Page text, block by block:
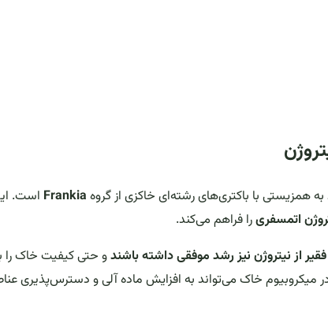
Frankia است.
اتمسفریرا فراهم می‌کند.
و حتی کیفیت خاک را
میکروبیوم خاک می‌تواند به افزایش ماده آلی و دسترس‌پذیری